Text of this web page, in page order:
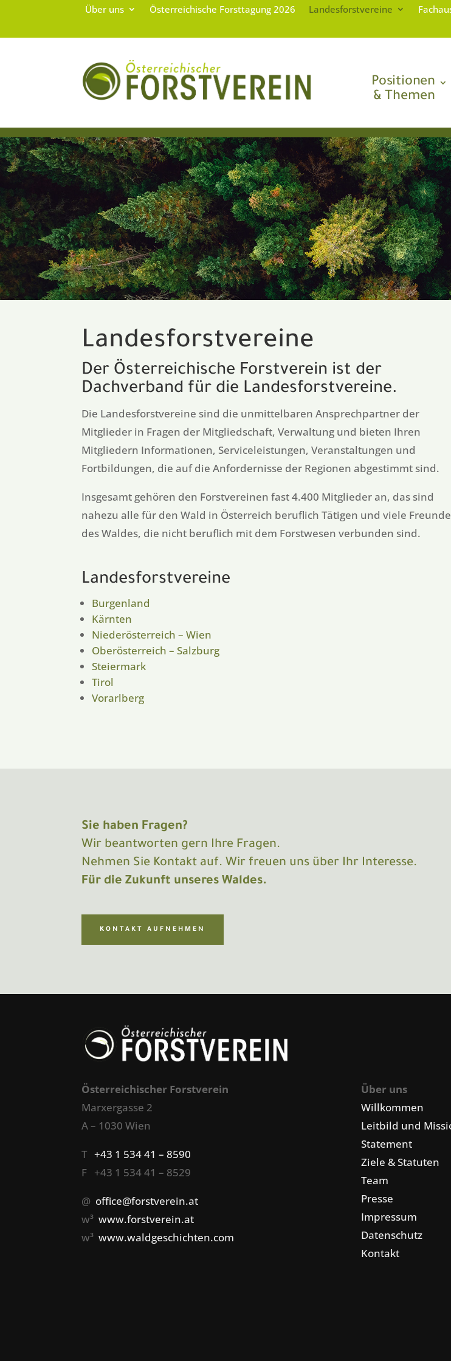
Über uns Österreichische Forsttagung 2026 Landesforstvereine
Positionen
& Themen
Landesforstvereine
Der Österreichische Forstverein ist der
Dachverband für die Landesforstvereine.
Die Landesforstvereine sind die unmittelbaren Ansprechpartner der
Mitglieder in Fragen der Mitgliedschaft, Verwaltung und bieten Ihren
Mitgliedern Informationen, Serviceleistungen, Veranstaltungen und
Fortbildungen, die auf die Anfordernisse der Regionen abgestimmt sind.
Insgesamt gehören den Forstvereinen fast 4.400 Mitglieder an, das sind
nahezu alle für den Wald in Österreich beruflich Tätigen und viele Freunde
des Waldes, die nicht beruflich mit dem Forstwesen verbunden sind.
Landesforstvereine
Burgenland
Kärnten
Niederösterreich – Wien
Oberösterreich – Salzburg
Steiermark
Tirol
Vorarlberg
Sie haben Fragen?
Wir beantworten gern Ihre Fragen.
Nehmen Sie Kontakt auf. Wir freuen uns über Ihr Interesse.
Für die Zukunft unseres Waldes.
KONTAKT AUFNEHMEN
Österreichischer Forstverein
Marxergasse 2
A – 1030 Wien
T+43 1 534 41 – 8590
F +43 1 534 41 – 8529
@ office@forstverein.at
w³www.forstverein.at
w³www.waldgeschichten.com
Über uns
Willkommen
Leitbild und
Statement
Ziele & Statuten
Team
Presse
Impressum
Datenschutz
Kontakt